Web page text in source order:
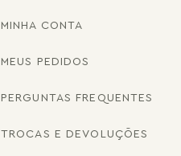
MINHA CONTA
MEUS PEDIDOS
PERGUNTAS FREQUENTES
TROCAS E DEVOLUÇÕES